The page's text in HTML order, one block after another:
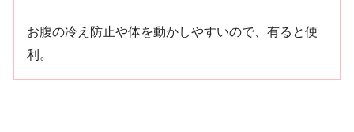
お腹の冷え防止や体を動かしやすいので、有ると便
利。